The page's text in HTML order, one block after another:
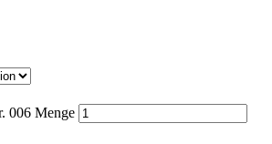
006 Menge